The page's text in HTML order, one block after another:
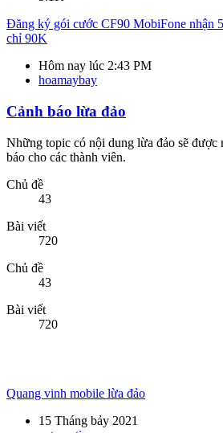
Bài viết
Chủ đề
Bài viết
15 Tháng bảy 2021
BAN QUẢN LÝ
ý từ các thành viên. Các
kiện của diễn đàn
THÔNG BÁO - HƯỚNG DẪN
Chủ đề
12